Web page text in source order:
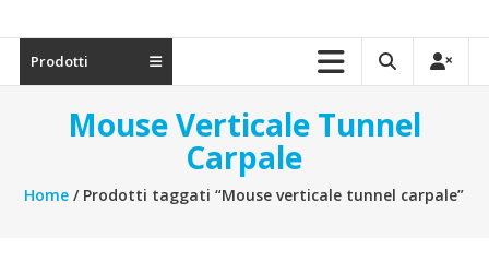
Prodotti
Mouse Verticale Tunnel
Carpale
Home / Prodotti taggati “Mouse verticale tunnel carpale”